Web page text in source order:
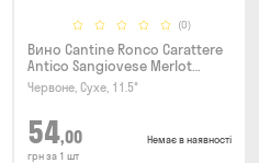
(0)
Вино Cantine Ronco Carattere
Antico Sangiovese Merlot
Rubicone IGT 0.25л
Червоне, Сухе, 11.5°
54,00
грн за 1 шт
Немає в наявності